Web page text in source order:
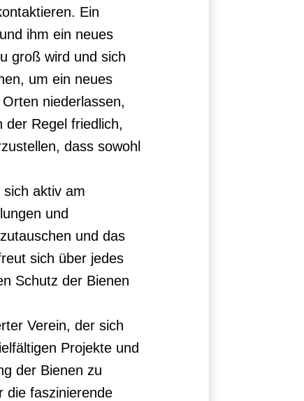
Ein
ihm ein neues
groß wird und sich
um ein neues
niederlassen,
Regel friedlich,
dass sowohl
aktiv am
und
und das
sich über jedes
Schutz der Bienen
Verein, der sich
Projekte und
der Bienen zu
die faszinierende